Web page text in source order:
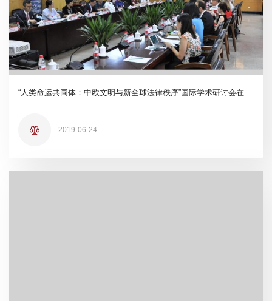
2019-06-24